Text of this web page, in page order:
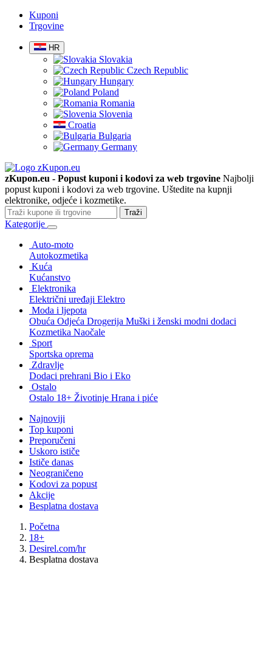
Kuponi
Trgovine
HR
Slovakia
Czech Republic
Hungary
Poland
Romania
Slovenia
Croatia
Bulgaria
Germany
zKupon.eu - Popust kuponi i kodovi za web trgovine Najbolji
popust kuponi i kodovi za web trgovine. Uštedite na kupnji
elektronike, odjeće i kozmetike.
Traži
Kategorije
Auto-moto
Autokozmetika
Kuća
Kućanstvo
Elektronika
Električni uređaji Elektro
Moda i ljepota
Obuća Odjeća Drogerija Muški i ženski modni dodaci
Kozmetika Naočale
Sport
Sportska oprema
Zdravlje
Dodaci prehrani Bio i Eko
Ostalo
Ostalo 18+ Životinje Hrana i piće
Najnoviji
Top kuponi
Preporučeni
Uskoro ističe
Ističe danas
Neograničeno
Kodovi za popust
Akcije
Besplatna dostava
Početna
18+
Desirel.com/hr
Besplatna dostava